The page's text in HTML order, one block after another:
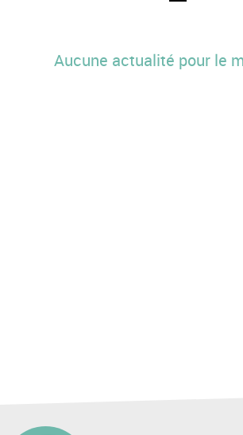
Aucune actualité pour le